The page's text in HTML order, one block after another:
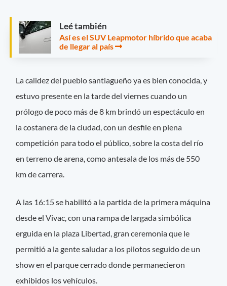
Leé también
Así es el SUV Leapmotor híbrido que acaba
de llegar al país
La calidez del pueblo santiagueño ya es bien conocida, y
estuvo presente en la tarde del viernes cuando un
prólogo de poco más de 8 km brindó un espectáculo en
la costanera de la ciudad, con un desfile en plena
competición para todo el público, sobre la costa del río
en terreno de arena, como antesala de los más de 550
km de carrera.
A las 16:15 se habilitó a la partida de la primera máquina
desde el Vivac, con una rampa de largada simbólica
erguida en la plaza Libertad, gran ceremonia que le
permitió a la gente saludar a los pilotos seguido de un
show en el parque cerrado donde permanecieron
exhibidos los vehículos.